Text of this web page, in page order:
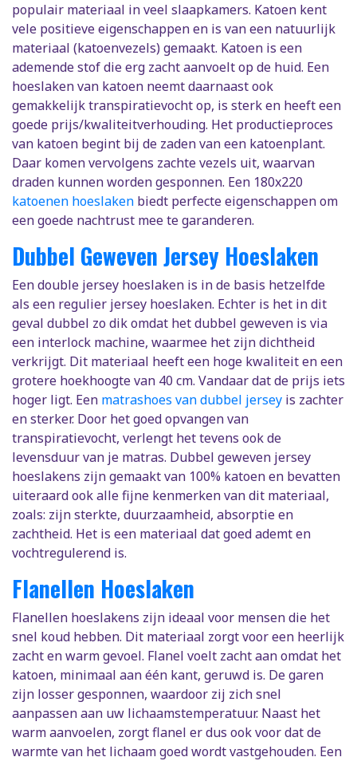
populair materiaal in veel slaapkamers. Katoen kent
vele positieve eigenschappen en is van een natuurlijk
materiaal (katoenvezels) gemaakt. Katoen is een
ademende stof die erg zacht aanvoelt op de huid. Een
hoeslaken van katoen neemt daarnaast ook
gemakkelijk transpiratievocht op, is sterk en heeft een
goede prijs/kwaliteitverhouding. Het productieproces
van katoen begint bij de zaden van een katoenplant.
Daar komen vervolgens zachte vezels uit, waarvan
draden kunnen worden gesponnen. Een 180x220
katoenen hoeslaken biedt perfecte eigenschappen om
een goede nachtrust mee te garanderen.
Dubbel Geweven Jersey Hoeslaken
Een double jersey hoeslaken is in de basis hetzelfde
als een regulier jersey hoeslaken. Echter is het in dit
geval dubbel zo dik omdat het dubbel geweven is via
een interlock machine, waarmee het zijn dichtheid
verkrijgt. Dit materiaal heeft een hoge kwaliteit en een
grotere hoekhoogte van 40 cm. Vandaar dat de prijs iets
hoger ligt. Een matrashoes van dubbel jersey is zachter
en sterker. Door het goed opvangen van
transpiratievocht, verlengt het tevens ook de
levensduur van je matras. Dubbel geweven jersey
hoeslakens zijn gemaakt van 100% katoen en bevatten
uiteraard ook alle fijne kenmerken van dit materiaal,
zoals: zijn sterkte, duurzaamheid, absorptie en
zachtheid. Het is een materiaal dat goed ademt en
vochtregulerend is.
Flanellen Hoeslaken
Flanellen hoeslakens zijn ideaal voor mensen die het
snel koud hebben. Dit materiaal zorgt voor een heerlijk
zacht en warm gevoel. Flanel voelt zacht aan omdat het
katoen, minimaal aan één kant, geruwd is. De garen
zijn losser gesponnen, waardoor zij zich snel
aanpassen aan uw lichaamstemperatuur. Naast het
warm aanvoelen, zorgt flanel er dus ook voor dat de
warmte van het lichaam goed wordt vastgehouden. Een